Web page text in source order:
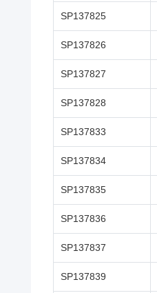
SP137825
SP137826
SP137827
SP137828
SP137833
SP137834
SP137835
SP137836
SP137837
SP137839